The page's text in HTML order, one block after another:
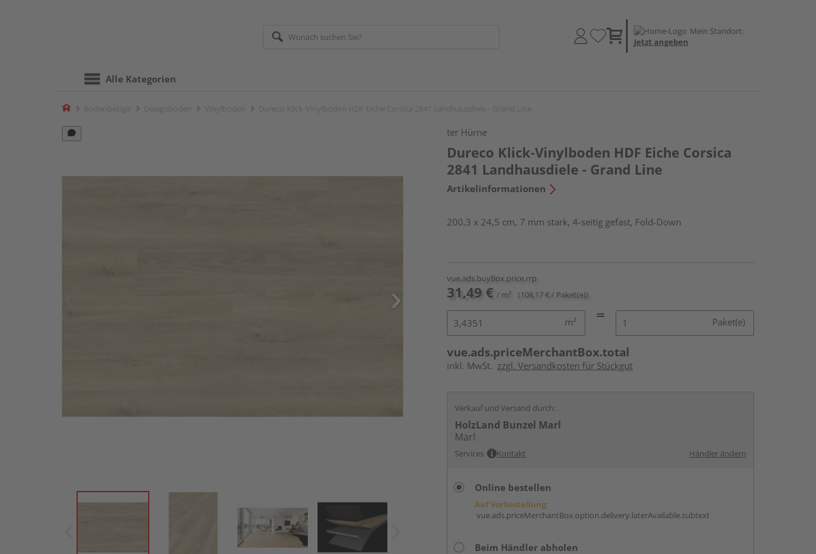
Mein Standort:
Jetzt angeben
Alle Kategorien
Home
ter Hürne
Dureco Klick-Vinylboden HDF Eiche Corsica
2841 Landhausdiele - Grand Line
Artikelinformationen
200,3 x 24,5 cm, 7 mm stark, 4-seitig gefast, Fold-Down
vue.ads.buyBox.price.rrp
31,49 € / m² (108,17 € / Paket(e))
m² Paket(e)
vue.ads.priceMerchantBox.total
inkl. MwSt. zzgl. Versandkosten für Stückgut
Verkauf und Versand durch:
HolzLand Bunzel Marl
Marl
Services Kontakt Händler ändern
Online bestellen
Auf Vorbestellung:
vue.ads.priceMerchantBox.option.delivery.laterAvailable.subtext
Beim Händler abholen